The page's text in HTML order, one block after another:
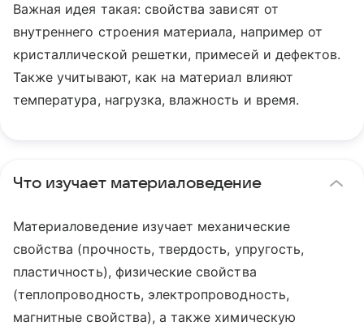
Важная идея такая: свойства зависят от
внутреннего строения материала, например от
кристаллической решетки, примесей и дефектов.
Также учитывают, как на материал влияют
температура, нагрузка, влажность и время.
Что изучает материаловедение
Материаловедение изучает механические
свойства (прочность, твердость, упругость,
пластичность), физические свойства
(теплопроводность, электропроводность,
магнитные свойства), а также химическую